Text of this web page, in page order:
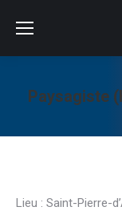
Paysagiste
Lieu : Saint-Pierre-